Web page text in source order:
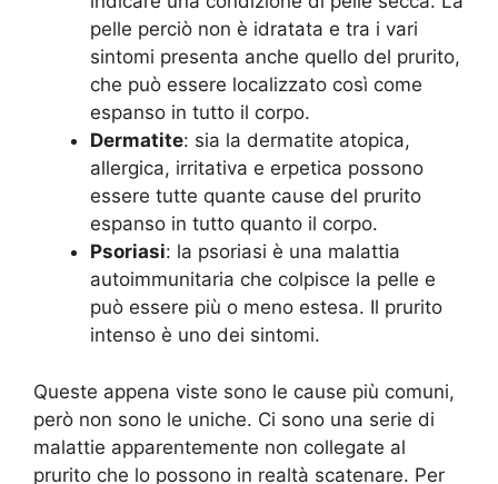
pelle perciò non è idratata e tra i vari
sintomi presenta anche quello del prurito,
che può essere localizzato così come
espanso in tutto il corpo.
Dermatite: sia la dermatite atopica,
allergica, irritativa e erpetica possono
essere tutte quante cause del prurito
espanso in tutto quanto il corpo.
Psoriasi: la psoriasi è una malattia
autoimmunitaria che colpisce la pelle e
può essere più o meno estesa. Il prurito
intenso è uno dei sintomi.
Queste appena viste sono le cause più comuni,
però non sono le uniche. Ci sono una serie di
malattie apparentemente non collegate al
prurito che lo possono in realtà scatenare. Per